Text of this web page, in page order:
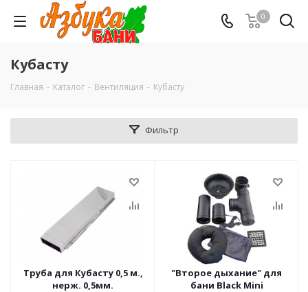
0
Кубасту
Главная - Каталог - Вентиляция - Кубасту
Фильтр
Труба для Кубасту 0,5 м.,
нерж. 0,5мм.
"Второе дыхание" для
бани Black Mini